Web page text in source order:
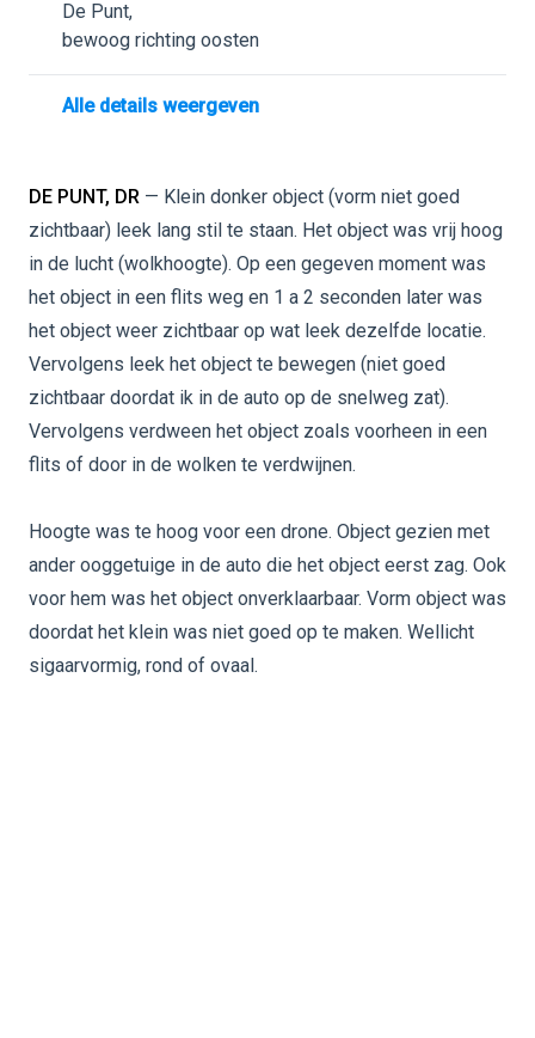
De Punt,
bewoog richting oosten
Alle details weergeven
DE PUNT, DR — Klein donker object (vorm niet goed
zichtbaar) leek lang stil te staan. Het object was vrij hoog
in de lucht (wolkhoogte). Op een gegeven moment was
het object in een flits weg en 1 a 2 seconden later was
het object weer zichtbaar op wat leek dezelfde locatie.
Vervolgens leek het object te bewegen (niet goed
zichtbaar doordat ik in de auto op de snelweg zat).
Vervolgens verdween het object zoals voorheen in een
flits of door in de wolken te verdwijnen.
Hoogte was te hoog voor een drone. Object gezien met
ander ooggetuige in de auto die het object eerst zag. Ook
voor hem was het object onverklaarbaar. Vorm object was
doordat het klein was niet goed op te maken. Wellicht
sigaarvormig, rond of ovaal.